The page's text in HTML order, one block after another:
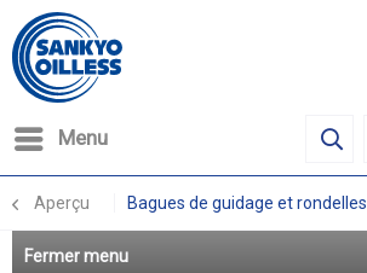
Menu
Aperçu Bagues de guidage et rondelles
Fermer menu